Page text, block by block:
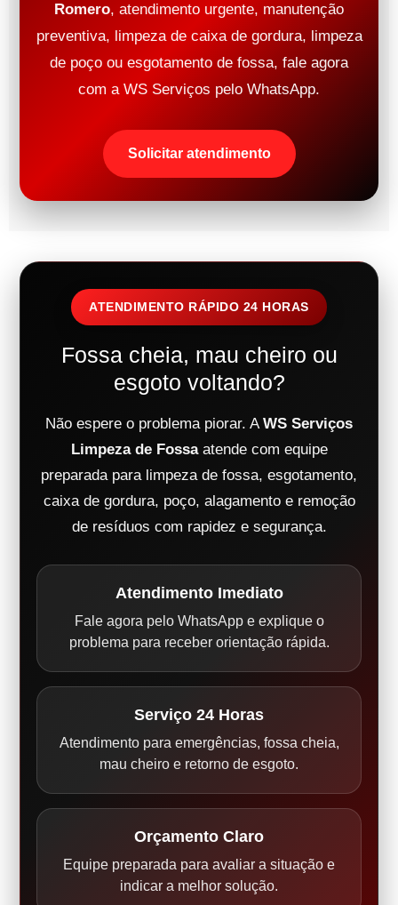
Romero, atendimento urgente, manutenção
preventiva, limpeza de caixa de gordura, limpeza
de poço ou esgotamento de fossa, fale agora
com a WS Serviços pelo WhatsApp.
Solicitar atendimento
ATENDIMENTO RÁPIDO 24 HORAS
Fossa cheia, mau cheiro ou
esgoto voltando?
Não espere o problema piorar. A WS Serviços
Limpeza de Fossaatende com equipe
preparada para limpeza de fossa, esgotamento,
caixa de gordura, poço, alagamento e remoção
de resíduos com rapidez e segurança.
Atendimento Imediato
Fale agora pelo WhatsApp e explique o
problema para receber orientação rápida.
Serviço 24 Horas
Atendimento para emergências, fossa cheia,
mau cheiro e retorno de esgoto.
Orçamento Claro
Equipe preparada para avaliar a situação e
indicar a melhor solução.